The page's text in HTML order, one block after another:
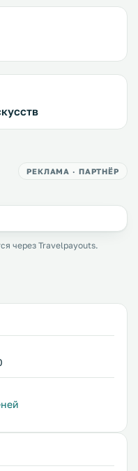
РЕКЛАМА · ПАРТНЁР
через Travelpayouts.